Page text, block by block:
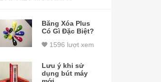
Băng Xóa Plus
Có Gì Đặc Biệt?
1596 lượt xem
Lưu ý khi sử
dụng bút máy